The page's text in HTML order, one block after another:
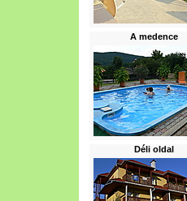
A medence
Déli oldal